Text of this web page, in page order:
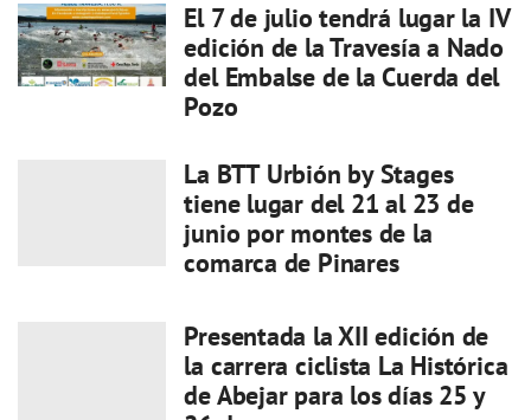
El 7 de julio tendrá lugar la IV
edición de la Travesía a Nado
del Embalse de la Cuerda del
Pozo
La BTT Urbión by Stages
tiene lugar del 21 al 23 de
junio por montes de la
comarca de Pinares
Presentada la XII edición de
la carrera ciclista La Histórica
de Abejar para los días 25 y